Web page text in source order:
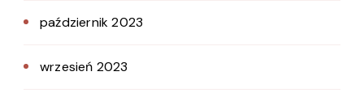
październik 2023
wrzesień 2023